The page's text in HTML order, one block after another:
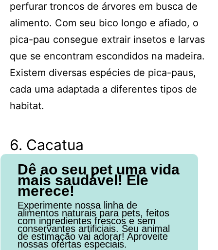
perfurar troncos de árvores em busca de
alimento. Com seu bico longo e afiado, o
pica-pau consegue extrair insetos e larvas
que se encontram escondidos na madeira.
Existem diversas espécies de pica-paus,
cada uma adaptada a diferentes tipos de
habitat.
6. Cacatua
Dê ao seu pet uma vida
mais saudável! Ele
merece!
Experimente nossa linha de
alimentos naturais para pets, feitos
com ingredientes frescos e sem
conservantes artificiais. Seu animal
de estimação vai adorar! Aproveite
nossas ofertas especiais.